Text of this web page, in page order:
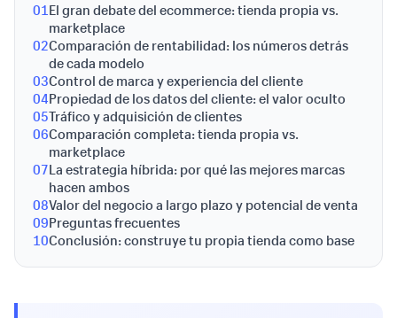
01El gran debate del ecommerce: tienda propia vs.
marketplace
02Comparación de rentabilidad: los números detrás
de cada modelo
03Control de marca y experiencia del cliente
04Propiedad de los datos del cliente: el valor oculto
05Tráfico y adquisición de clientes
06Comparación completa: tienda propia vs.
marketplace
07La estrategia híbrida: por qué las mejores marcas
hacen ambos
08Valor del negocio a largo plazo y potencial de venta
09Preguntas frecuentes
10Conclusión: construye tu propia tienda como base